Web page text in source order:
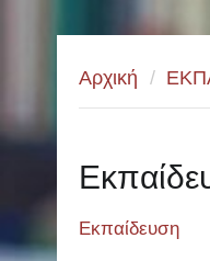
Αρχική /
Εκπαίδευση